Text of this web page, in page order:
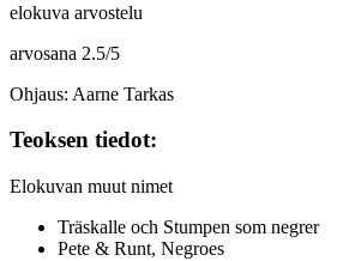
elokuva arvostelu
arvosana 2.5/5
Ohjaus: Aarne Tarkas
Teoksen tiedot:
Elokuvan muut nimet
Träskalle och Stumpen som negrer
Pete & Runt, Negroes